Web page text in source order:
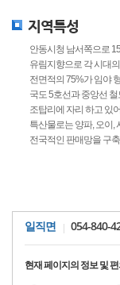
지역특성
안동시청 남서쪽으로
유림지향으로 각 시대
전면적의 75%가 임야
국도 5호선과 중앙선
조탑리에 자리 하고 있
특산물로는 양파, 오이,
전국적인 판매망을 구
일직면 054-840-
현재 페이지의 정보 및